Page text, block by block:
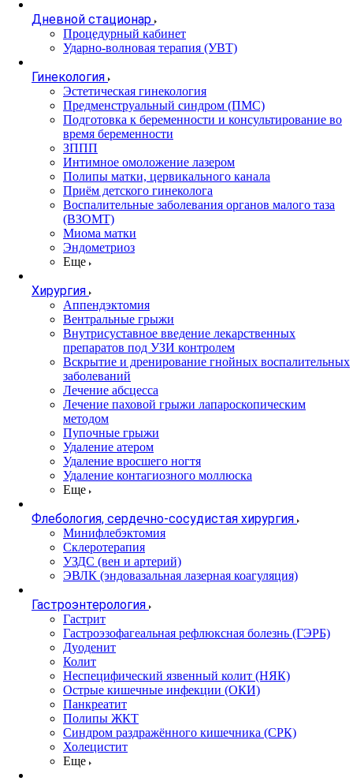
Дневной стационар
Процедурный кабинет
Ударно-волновая терапия (УВТ)
Гинекология
Эстетическая гинекология
Предменструальный синдром (ПМС)
Подготовка к беременности и консультирование во
время беременности
ЗППП
Интимное омоложение лазером
Полипы матки, цервикального канала
Приём детского гинеколога
Воспалительные заболевания органов малого таза
(ВЗОМТ)
Миома матки
Эндометриоз
Еще
Хирургия
Аппендэктомия
Вентральные грыжи
Внутрисуставное введение лекарственных
препаратов под УЗИ контролем
Вскрытие и дренирование гнойных воспалительных
заболеваний
Лечение абсцесса
Лечение паховой грыжи лапароскопическим
методом
Пупочные грыжи
Удаление атером
Удаление вросшего ногтя
Удаление контагиозного моллюска
Еще
Флебология, сердечно-сосудистая хирургия
Минифлебэктомия
Склеротерапия
УЗДС (вен и артерий)
ЭВЛК (эндовазальная лазерная коагуляция)
Гастроэнтерология
Гастрит
Гастроэзофагеальная рефлюксная болезнь (ГЭРБ)
Дуоденит
Колит
Неспецифический язвенный колит (НЯК)
Острые кишечные инфекции (ОКИ)
Панкреатит
Полипы ЖКТ
Синдром раздражённого кишечника (СРК)
Холецистит
Еще